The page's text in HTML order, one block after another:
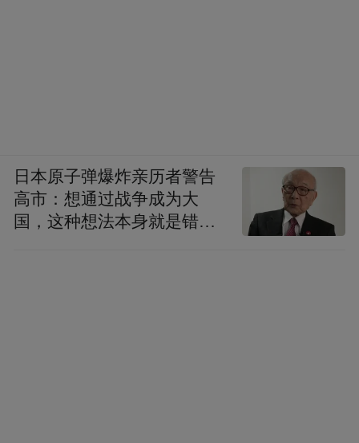
日本原子弹爆炸亲历者警告
高市：想通过战争成为大
国，这种想法本身就是错误